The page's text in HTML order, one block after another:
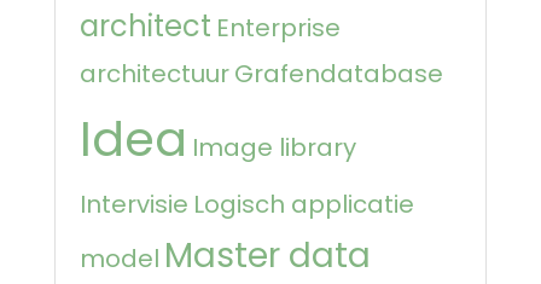
architect Enterprise
architectuurGrafendatabase
Idea Image library
Intervisie Logisch applicatie
model Master data